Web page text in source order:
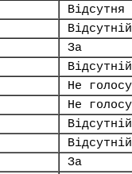
Відсутня
Відсутній
За
Відсутній
Не
Не
Відсутній
Відсутній
За